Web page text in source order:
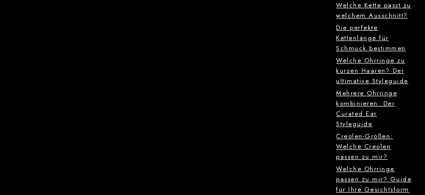
Welche Kette passt zu
welchem Ausschnitt?
Die perfekte
Kettenlänge für
Schmuck bestimmen
Welche Ohrringe zu
kurzen Haaren? Der
ultimative Styleguide
Mehrere Ohrringe
kombinieren: Der
Curated Ear
Styleguide
Creolen-Größen:
Welche Creolen
passen zu mir?
Welche Ohrringe
passen zu mir? Guide
für Ihre Gesichtsform